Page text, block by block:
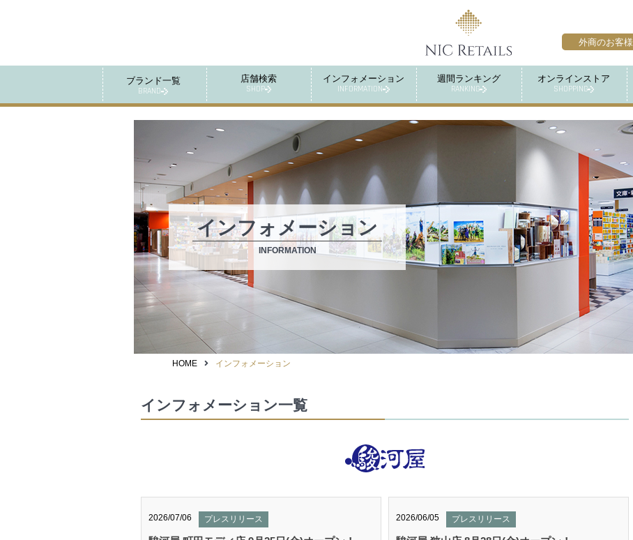
ブランド一覧
BRAND
店舗検索
SHOP
インフォメーション
INFORMATION
週間ランキング
RANKING
オンラインストア
SHOPPING
外商のお客様
インフォメーション
INFORMATION
HOME インフォメーション
インフォメーション一覧
2026/07/06 プレスリリース 2026/06/05 プレスリリース